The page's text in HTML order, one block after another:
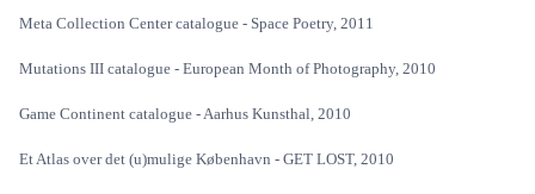
Meta Collection Center catalogue - Space Poetry, 2011
Mutations III catalogue - European Month of Photography, 2010
Game Continent catalogue - Aarhus Kunsthal, 2010
Et Atlas over det (u)mulige København - GET LOST, 2010